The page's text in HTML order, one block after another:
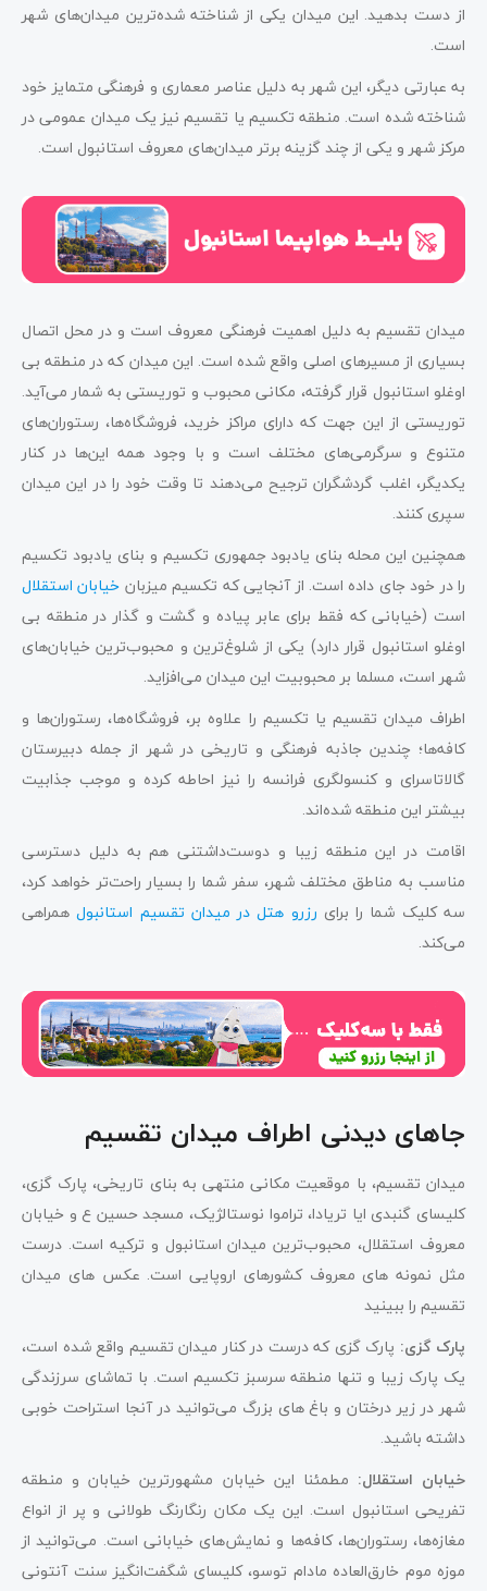
از دست بدهید. این میدان یکی از شناخته شده‌ترین میدان‌های شهر
است.
به عبارتی دیگر، این شهر به دلیل عناصر معماری و فرهنگی متمایز خود
شناخته شده است. منطقه تکسیم یا تقسیم نیز یک میدان عمومی در
مرکز شهر و یکی از چند گزینه برتر میدان‌های معروف استانبول است.
میدان تقسیم به دلیل اهمیت فرهنگی معروف است و در محل اتصال
بسیاری از مسیرهای اصلی واقع شده است. این میدان که در منطقه بی
اوغلو استانبول قرار گرفته، مکانی محبوب و توریستی به شمار می‌آید.
توریستی از این جهت که دارای مراکز خرید، فروشگاه‌ها، رستوران‌های
متنوع و سرگرمی‌های مختلف است و با وجود همه این‌ها در کنار
یکدیگر، اغلب گردشگران ترجیح می‌دهند تا وقت خود را در این میدان
سپری کنند.
همچنین این محله بنای یادبود جمهوری تکسیم و بنای یادبود تکسیم
را در خود جای داده است. از آنجایی که تکسیم میزبان خیابان استقلال
است (خیابانی که فقط برای عابر پیاده و گشت و گذار در منطقه بی
اوغلو استانبول قرار دارد) یکی از شلوغ‌ترین و محبوب‌ترین خیابان‌های
شهر است، مسلما بر محبوبیت این میدان می‌افزاید.
اطراف میدان تقسیم یا تکسیم را علاوه بر، فروشگاه‌ها، رستوران‌ها و
کافه‌ها؛ چندین جاذبه فرهنگی و تاریخی در شهر از جمله دبیرستان
گالاتاسرای و کنسولگری فرانسه را نیز احاطه کرده و موجب جذابیت
بیشتر این منطقه شده‌اند.
اقامت در این منطقه زیبا و دوست‌داشتنی هم به دلیل دسترسی
مناسب به مناطق مختلف شهر، سفر شما را بسیار راحت‌تر خواهد کرد،
سه کلیک شما را برای رزرو هتل در میدان تقسیم استانبولهمراهی
می‌کند.
جاهای دیدنی اطراف میدان تقسیم
میدان تقسیم، با موقعیت مکانی منتهی به بنای تاریخی، پارک گزی،
کلیسای گنبدی ایا تریادا، تراموا نوستالژیک، مسجد حسین ع و خیابان
معروف استقلال، محبوب‌ترین میدان استانبول و ترکیه است. درست
مثل نمونه های معروف کشورهای اروپایی است. عکس های میدان
تقسیم را ببینید
پارک گزی: پارک گزی که درست در کنار میدان تقسیم واقع شده است،
یک پارک زیبا و تنها منطقه سرسبز تکسیم است. با تماشای سرزندگی
شهر در زیر درختان و باغ های بزرگ می‌توانید در آنجا استراحت خوبی
داشته باشید.
خیابان استقلال: مطمئنا این خیابان مشهورترین خیابان و منطقه
تفریحی استانبول است. این یک مکان رنگارنگ طولانی و پر از انواع
مغازه‌ها، رستوران‌ها، کافه‌ها و نمایش‌های خیابانی است. می‌توانید از
موزه موم خارق‌العاده مادام توسو، کلیسای شگفت‌انگیز سنت آنتونی